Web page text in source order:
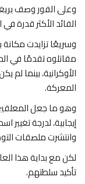
وعلى الفور وصف
القائد الأكثر قدرة
وسريعًا تزايدت
مقاتلوه تقدمًا في
الأوكرانية، بينما
المعركة.
وهو ما جعل
إيجابية، لدرجة
وانتشرت ملصقات
لكن مع بداية هذا
تأكيد سلطتهم.